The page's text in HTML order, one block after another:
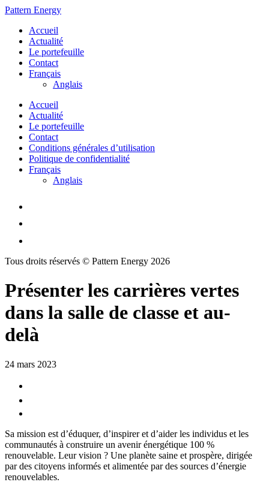
Pattern Energy
Accueil
Actualité
Le portefeuille
Contact
Français
Anglais
Accueil
Actualité
Le portefeuille
Contact
Conditions générales d’utilisation
Politique de confidentialité
Français
Anglais
Tous droits réservés © Pattern Energy 2026
Présenter les carrières vertes
dans la salle de classe et au-
delà
24 mars 2023
Sa mission est d’éduquer, d’inspirer et d’aider les individus et les
communautés à construire un avenir énergétique 100 %
renouvelable. Leur vision ? Une planète saine et prospère, dirigée
par des citoyens informés et alimentée par des sources d’énergie
renouvelables.